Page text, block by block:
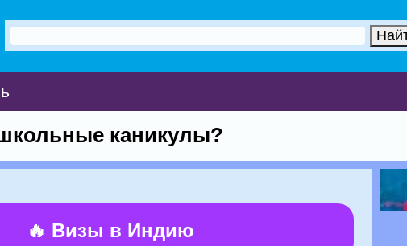
каникулы?
🔥 Визы в Индию